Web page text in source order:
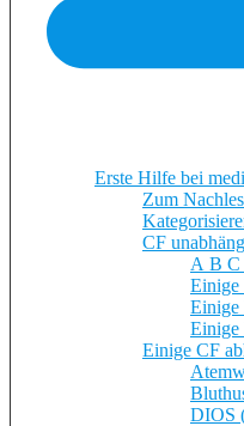
Erste Hilfe bei
Zum
CF
A B C
Einige
Einige
Einige
Einige CF
DIOS